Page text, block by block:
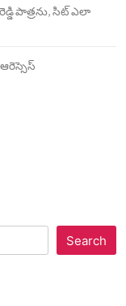
పాత్రను, సిట్ ఎలా
Search